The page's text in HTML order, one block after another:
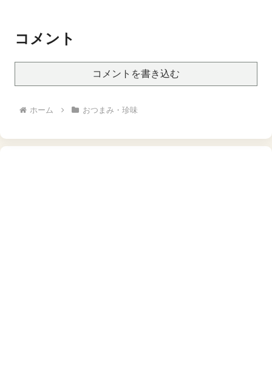
コメント
コメントを書き込む
ホーム おつまみ・珍味